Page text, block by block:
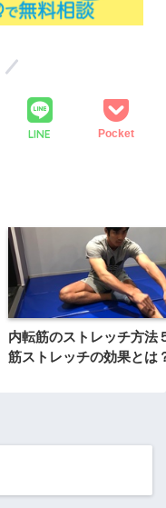
LINE Pocket
内転筋のストレッチ方法
筋ストレッチの効果とは